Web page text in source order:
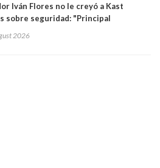
Iván Flores no le creyó a Kast
sobre seguridad: "Principal
ruta del dinero y levantar secreto
2026